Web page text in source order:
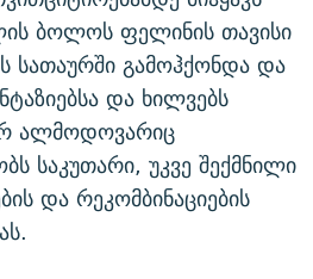
ბოლოს ფელინის თავისი
სათაურში გამოჰქონდა და
და ხილვებს
ალმოდოვარიც
საკუთარი, უკვე შექმნილი
და რეკომბინაციების